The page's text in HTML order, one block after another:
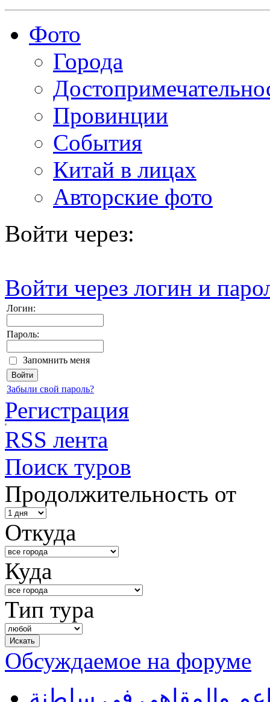
Фото
Города
Провинции
События
Китай в лицах
Авторские фото
Войти через:
Войти через логин и
Логин:
Пароль:
Запомнить меня
Забыли свой пароль?
Регистрация
RSS лента
Поиск туров
Продолжительность от
Откуда
Куда
Тип тура
Обсуждаемое на форуме